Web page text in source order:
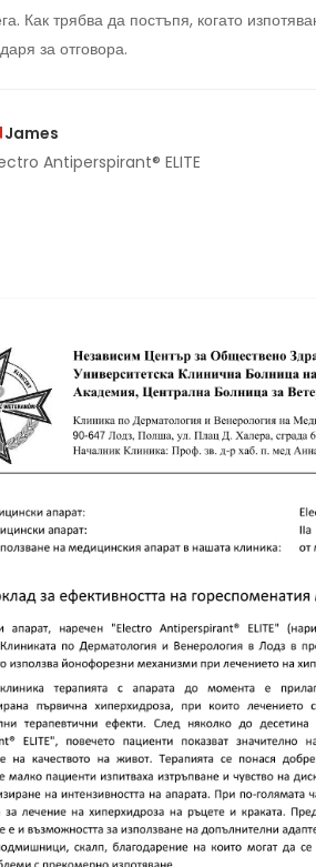
Как трябва да постъпя, когато
за отговора.
James
Antiperspirant® ELITE